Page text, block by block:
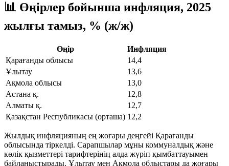
📊 Өңірлер бойынша инфляция, 2025
жылғы тамыз, % (ж/ж)
Өңір
Инфляция
Қарағанды облысы
14,4
Ұлытау
13,6
Ақмола облысы
13,0
Астана қ.
12,8
Алматы қ.
12,7
Қазақстан Республикасы (орташа) 12,2
Жылдық инфляцияның ең жоғары деңгейі Қарағанды
облысында тіркелді. Сарапшылар мұны коммуналдық және
көлік қызметтері тарифтерінің алда жүріп қымбаттауымен
байланыстырады. Ұлытау мен Ақмола облыстары да жоғары